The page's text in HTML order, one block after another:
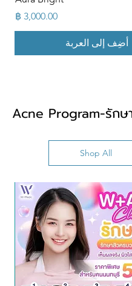
السعر
أضِف إلى العربة
Acne Program-รักษ
Shop All